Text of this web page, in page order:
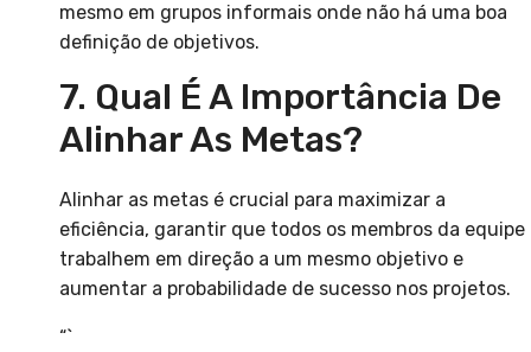
mesmo em grupos informais onde não há uma boa
definição de objetivos.
7. Qual É A Importância De
Alinhar As Metas?
Alinhar as metas é crucial para maximizar a
eficiência, garantir que todos os membros da equipe
trabalhem em direção a um mesmo objetivo e
aumentar a probabilidade de sucesso nos projetos.
“`